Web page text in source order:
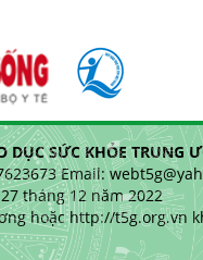
DỤC SỨC KHỎE TRUNG
Email:
tháng 12 năm 2022
hoặc http://t5g.org.vn